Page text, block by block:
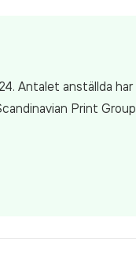
Antalet anställda har
Print Group